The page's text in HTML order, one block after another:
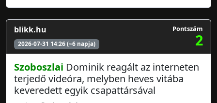
blikk.hu
2026-07-31 14:26 (~6 napja)
Pontszám
2
Szoboszlai Dominik reagált az interneten
terjedő videóra, melyben heves vitába
keveredett egyik csapattársával